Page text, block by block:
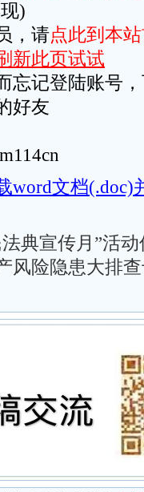
)
，请点此到本
新此页试试
记登陆账号，
好友
word文档(.doc)
典宣传月”活
风险隐患大排